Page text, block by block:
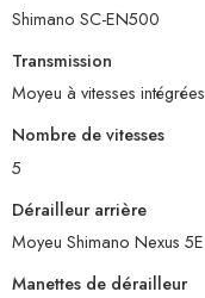
Shimano SC-EN500
Transmission
Moyeu à vitesses intégrées
Nombre de vitesses
5
Dérailleur arrière
Moyeu Shimano Nexus 5E
Manettes de dérailleur